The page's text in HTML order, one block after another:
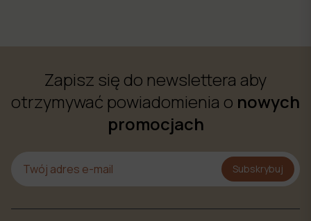
Zapisz się do newslettera aby
otrzymywać powiadomienia o nowych
promocjach
Subskrybuj